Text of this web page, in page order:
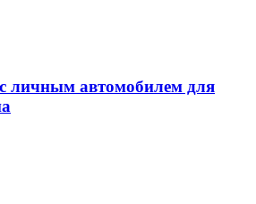
личным автомобилем для